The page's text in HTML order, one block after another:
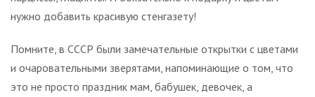
нужно добавить красивую стенгазету!
Помните, в СССР были замечательные открытки с цветами
и очаровательными зверятами, напоминающие о том, что
это не просто праздник мам, бабушек, девочек, а